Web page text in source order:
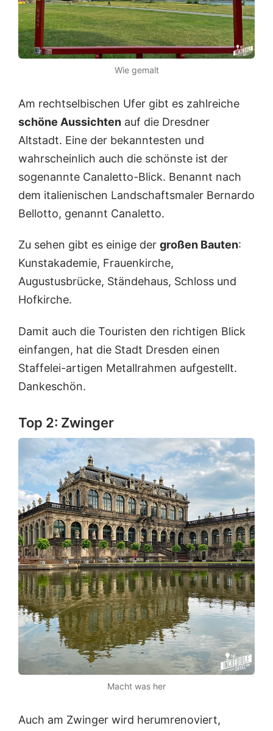
Wie gemalt
Am rechtselbischen Ufer gibt es zahlreiche
schöne Aussichten auf die Dresdner
Altstadt. Eine der bekanntesten und
wahrscheinlich auch die schönste ist der
sogenannte Canaletto-Blick. Benannt nach
dem italienischen Landschaftsmaler Bernardo
Bellotto, genannt Canaletto.
Zu sehen gibt es einige der großen Bauten:
Kunstakademie, Frauenkirche,
Augustusbrücke, Ständehaus, Schloss und
Hofkirche.
Damit auch die Touristen den richtigen Blick
einfangen, hat die Stadt Dresden einen
Staffelei-artigen Metallrahmen aufgestellt.
Dankeschön.
Top 2: Zwinger
Macht was her
Auch am Zwinger wird herumrenoviert,